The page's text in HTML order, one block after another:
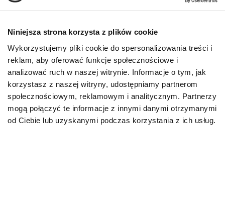
Niniejsza strona korzysta z plików cookie
Wykorzystujemy pliki cookie do spersonalizowania treści i
reklam, aby oferować funkcje społecznościowe i
analizować ruch w naszej witrynie. Informacje o tym, jak
korzystasz z naszej witryny, udostępniamy partnerom
społecznościowym, reklamowym i analitycznym. Partnerzy
mogą połączyć te informacje z innymi danymi otrzymanymi
od Ciebie lub uzyskanymi podczas korzystania z ich usług.
Add One przysmak
Porus